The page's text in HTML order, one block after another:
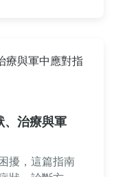
、治療與軍
擾，這篇指南